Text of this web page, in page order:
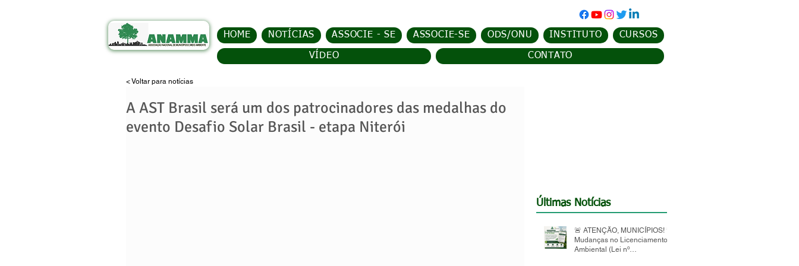
HOME NOTÍCIAS ASSOCIE - SE ASSOCIE-SE ODS/ONU INSTITUTO CURSOS
VÍDEO CONTATO
A AST Brasil será um dos patrocinadores das medalhas do
evento Desafio Solar Brasil - etapa Niterói
< Voltar para notícias
Últimas Notícias
🚨 ATENÇÃO, MUNICÍPIOS! 🚨
Mudanças no Licenciamento
Ambiental (Lei nº